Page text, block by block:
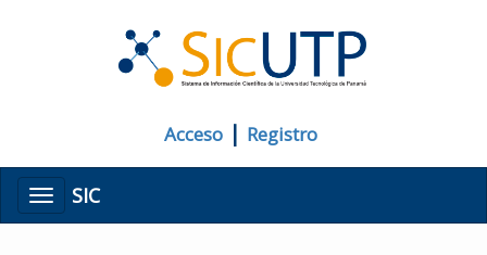
Acceso | Registro
MenúSIC